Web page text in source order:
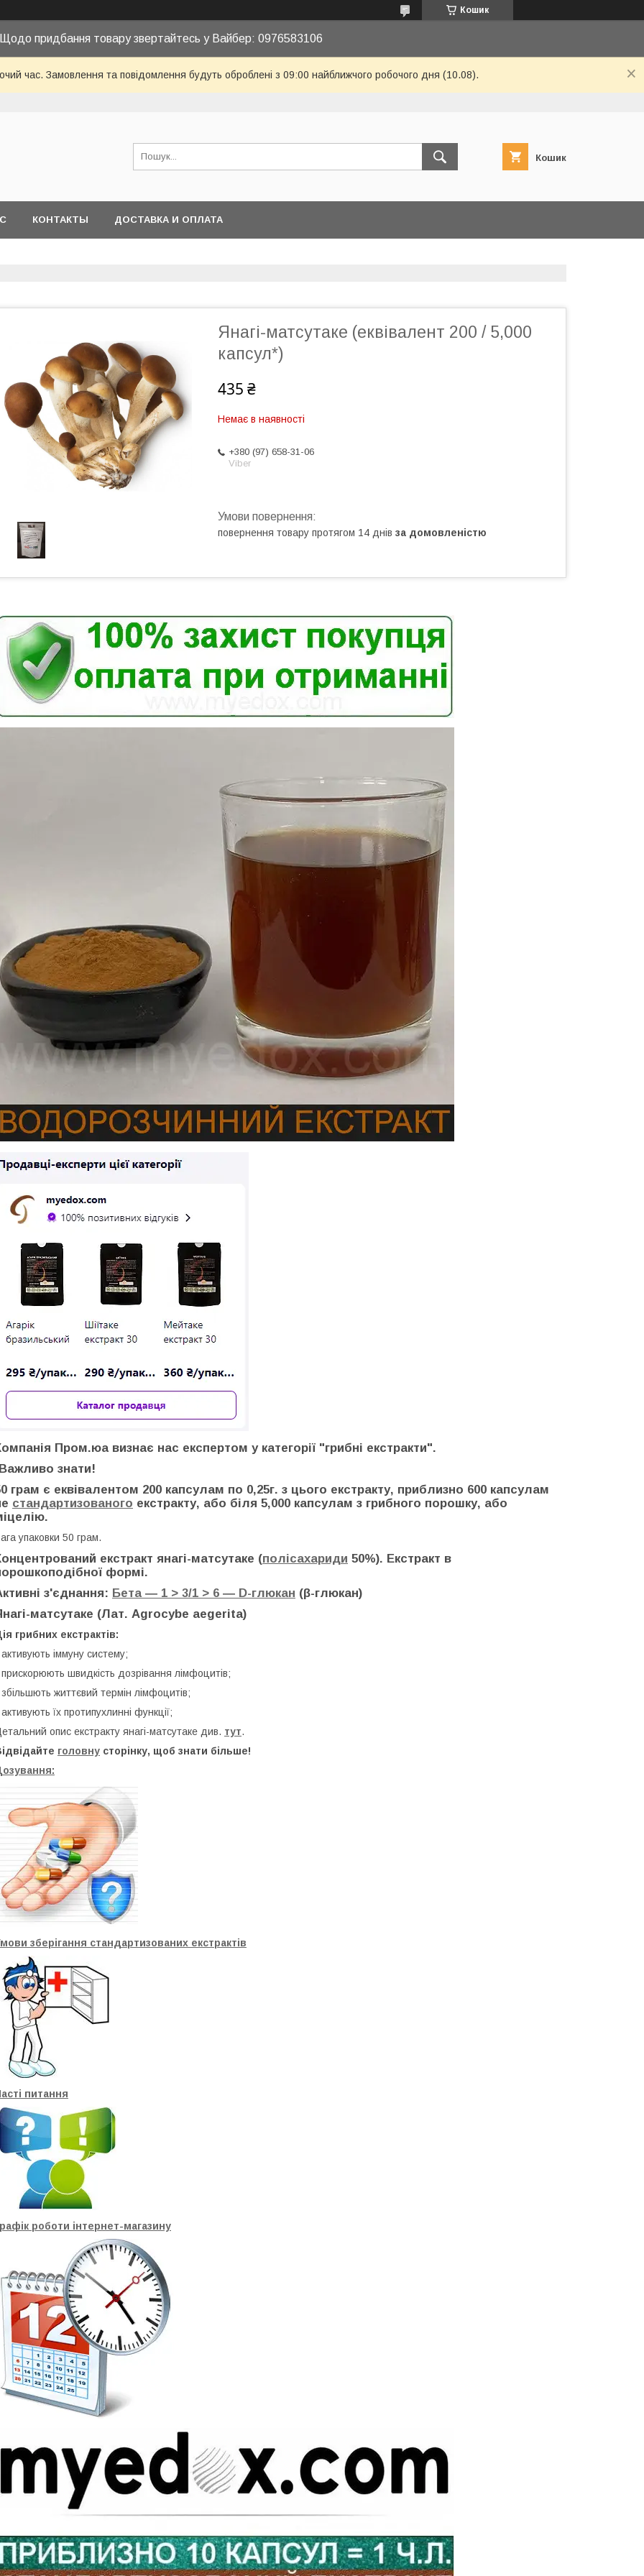
Кошик
Щодо придбання товару звертайтесь у Вайбер: 0976583106
час. Замовлення та повідомлення будуть оброблені з 09:00 найближчого робочого дня (10.08).
Кошик
КОНТАКТЫ ДОСТАВКА И ОПЛАТА
Янагі-матсутаке (еквівалент 200 / 5,000
капсул*)
435 ₴
Немає в наявності
+380 (97) 658-31-06
Viber
повернення товару протягом 14 днів за домовленістю
Пром.юа визнає нас експертом у категорії "грибні екстракти".
знати!
грам є еквівалентом 200 капсулам по 0,25г. з цього екстракту, приблизно 600 капсулам
стандартизованого екстракту, або біля 5,000 капсулам з грибного порошку, або
упаковки 50 грам.
екстракт янагі-матсутаке (полісахариди 50%). Екстракт в
формі.
з'єднання: Бета ― 1 > 3/1 > 6 ― D-глюкан (β-глюкан)
матсутаке (Лат. Agrocybe aegerita)
грибних екстрактів:
активують іммуну систему;
прискорюють швидкість дозрівання лімфоцитів;
збільшють життєвий термін лімфоцитів;
активують їх протипухлинні функції;
опис екстракту янагі-матсутаке див. тут.
головну сторінку, щоб знати більше!
зберігання стандартизованих екстрактів
питання
роботи інтернет-магазину